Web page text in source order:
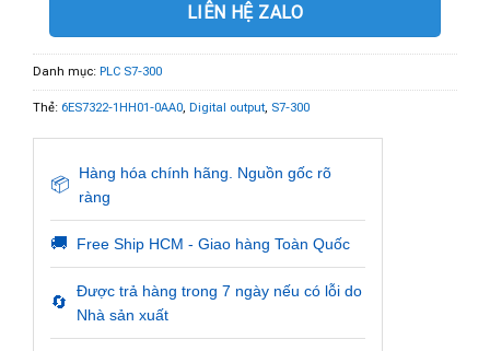
LIÊN HỆ ZALO
Danh mục: PLC S7-300
Thẻ: 6ES7322-1HH01-0AA0, Digital output, S7-300
📦
Hàng hóa chính hãng. Nguồn gốc rõ
ràng
🚚 Free Ship HCM - Giao hàng Toàn Quốc
🔄
Được trả hàng trong 7 ngày nếu có lỗi do
Nhà sản xuất